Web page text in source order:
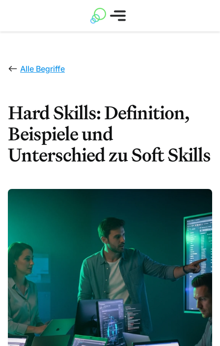
Alle Begriffe
Hard Skills: Definition,
Beispiele und
Unterschied zu Soft Skills